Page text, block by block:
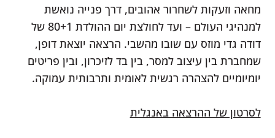
מחאה וזעקות לשחרור אהובים, דרך פנייה נואשת
למנהיגי העולם – ועד לחולצת יום ההולדת 80+1 של
דודה גדי מוזס עם שובו מהשבי. הרצאה יוצאת דופן,
שמחברת בין עיצוב למסר, בין בד לזיכרון, ובין פריטים
יומיומיים להצהרה רגשית לאומית ותרבותית עמוקה.
לסרטון של ההרצאה באנגלית